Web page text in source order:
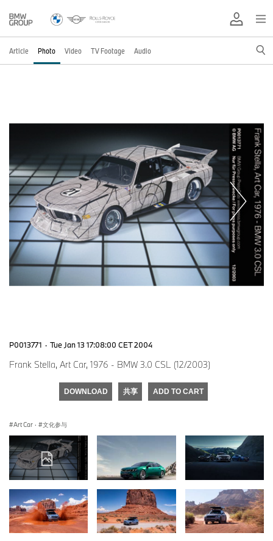
Article Photo Video TV Footage Audio
P0013771 · Tue Jan 13 17:08:00 CET 2004
Frank Stella, Art Car, 1976 - BMW 3.0 CSL (12/2003)
DOWNLOAD 共享 ADD TO CART
Art Car · 文化参与